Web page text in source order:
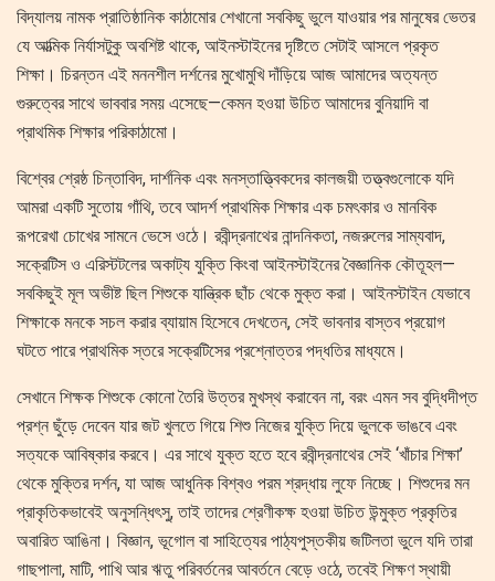
বিদ্যালয় নামক প্রাতিষ্ঠানিক কাঠামোর শেখানো সবকিছু ভুলে যাওয়ার পর মানুষের ভেতর
যে আত্মিক নির্যাসটুকু অবশিষ্ট থাকে, আইনস্টাইনের দৃষ্টিতে সেটাই আসলে প্রকৃত
শিক্ষা। চিরন্তন এই মননশীল দর্শনের মুখোমুখি দাঁড়িয়ে আজ আমাদের অত্যন্ত
গুরুত্বের সাথে ভাববার সময় এসেছে—কেমন হওয়া উচিত আমাদের বুনিয়াদি বা
প্রাথমিক শিক্ষার পরিকাঠামো।
​বিশ্বের শ্রেষ্ঠ চিন্তাবিদ, দার্শনিক এবং মনস্তাত্ত্বিকদের কালজয়ী তত্ত্বগুলোকে যদি
আমরা একটি সুতোয় গাঁথি, তবে আদর্শ প্রাথমিক শিক্ষার এক চমৎকার ও মানবিক
রূপরেখা চোখের সামনে ভেসে ওঠে। রবীন্দ্রনাথের নান্দনিকতা, নজরুলের সাম্যবাদ,
সক্রেটিস ও এরিস্টটলের অকাট্য যুক্তি কিংবা আইনস্টাইনের বৈজ্ঞানিক কৌতূহল—
সবকিছুই মূল অভীষ্ট ছিল শিশুকে যান্ত্রিক ছাঁচ থেকে মুক্ত করা। আইনস্টাইন যেভাবে
শিক্ষাকে মনকে সচল করার ব্যায়াম হিসেবে দেখতেন, সেই ভাবনার বাস্তব প্রয়োগ
ঘটতে পারে প্রাথমিক স্তরে সক্রেটিসের প্রশ্নোত্তর পদ্ধতির মাধ্যমে।
সেখানে শিক্ষক শিশুকে কোনো তৈরি উত্তর মুখস্থ করাবেন না, বরং এমন সব বুদ্ধিদীপ্ত
প্রশ্ন ছুঁড়ে দেবেন যার জট খুলতে গিয়ে শিশু নিজের যুক্তি দিয়ে ভুলকে ভাঙবে এবং
সত্যকে আবিষ্কার করবে। এর সাথে যুক্ত হতে হবে রবীন্দ্রনাথের সেই ‘খাঁচার শিক্ষা’
থেকে মুক্তির দর্শন, যা আজ আধুনিক বিশ্বও পরম শ্রদ্ধায় লুফে নিচ্ছে। শিশুদের মন
প্রাকৃতিকভাবেই অনুসন্ধিৎসু, তাই তাদের শ্রেণীকক্ষ হওয়া উচিত উন্মুক্ত প্রকৃতির
অবারিত আঙিনা। বিজ্ঞান, ভূগোল বা সাহিত্যের পাঠ্যপুস্তকীয় জটিলতা ভুলে যদি তারা
গাছপালা, মাটি, পাখি আর ঋতু পরিবর্তনের আবর্তনে বেড়ে ওঠে, তবেই শিক্ষণ স্থায়ী